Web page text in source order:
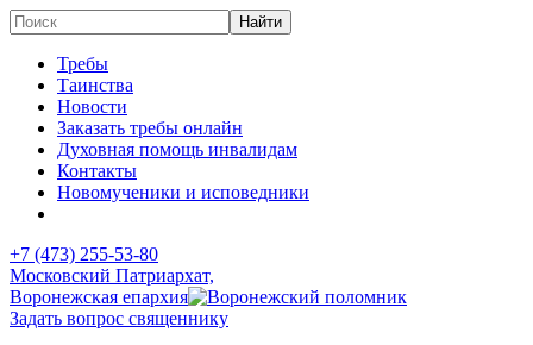
Требы
Таинства
Новости
Заказать требы онлайн
Духовная помощь инвалидам
Контакты
Новомученики и исповедники
+7 (473) 255-53-80
Московский Патриархат,
Воронежская епархия
Задать вопрос священнику